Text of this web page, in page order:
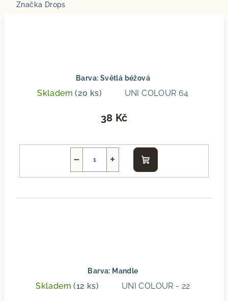
Značka Drops
Barva: Světlá béžová
Skladem(20 ks) UNI COLOUR 64
38 Kč
+
−
Do
košíku
Barva: Mandle
Skladem(12 ks) UNI COLOUR - 22